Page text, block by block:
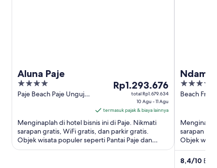
Aluna Paje
4
out
Paje Beach Paje Unguja
Harga
Rp1.293.676
malam
dari
10
Agu
Rp1.293.676
total Rp1.679.634
10 Agu - 11 Agu
termasuk pajak & biaya lainnya
Menginaplah di hotel bisnis ini di Paje. Nikmati
sarapan gratis, WiFi gratis, dan parkir gratis.
Objek wisata populer seperti Pantai Paje dan
Pantai Jambiani ...
Ndame
4
out
Beach
sarapan
Objek
Pantai
8,4/10